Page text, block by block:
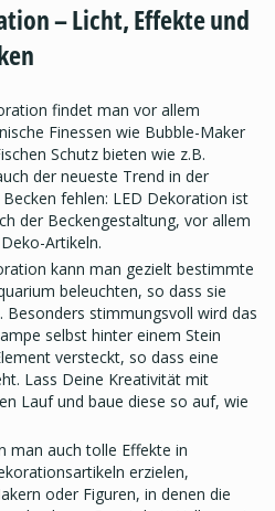
– Licht, Effekte und
findet man vor allem
Finessen wie Bubble-Maker
Schutz bieten wie z.B.
der neueste Trend in der
fehlen: LED Dekoration ist
der Beckengestaltung, vor allem
Artikeln.
kann man gezielt bestimmte
beleuchten, so dass sie
Besonders stimmungsvoll wird das
selbst hinter einem Stein
versteckt, so dass eine
Lass Deine Kreativität mit
Lauf und baue diese so auf, wie
man auch tolle Effekte in
erzielen,
oder Figuren, in denen die